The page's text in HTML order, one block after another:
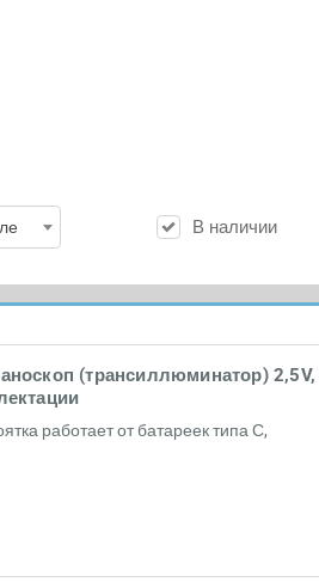
В наличии
(трансиллюминатор) 2,5V,
работает от батареек типа С,